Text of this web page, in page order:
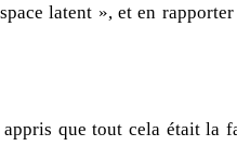
latent », et en
que tout cela était la